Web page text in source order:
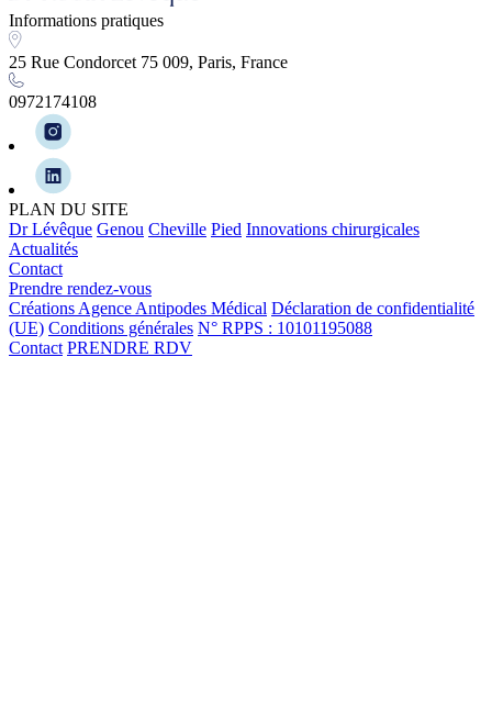
Informations pratiques
25 Rue Condorcet 75 009, Paris, France
0972174108
PLAN DU SITE
Dr Lévêque Genou Cheville Pied Innovations chirurgicales
Actualités
Contact
Prendre rendez-vous
Créations Agence Antipodes Médical Déclaration de confidentialité
(UE) Conditions générales N° RPPS : 10101195088
Contact PRENDRE RDV